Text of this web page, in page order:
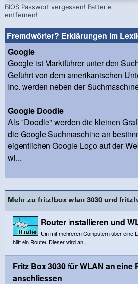
BIOS Passwort vergessen! Batterie
entfernen!
Fremdwörter? Erklärungen im
Google
Google ist Marktführer unter den
Geführt von dem amerikanischen
Inc. werden neben der
Google Doodle
Als "Doodle" werden die kleinen
die Google Suchmaschine an
eigentlichen Google Logo auf der
wi...
Mehr zu fritz!box wlan 3030 und
Router installieren und
Um mit mehreren Computern über eine
hilft ein Router. Dieser wird an...
Fritz Box 3030 für WLAN an eine
anschliessen